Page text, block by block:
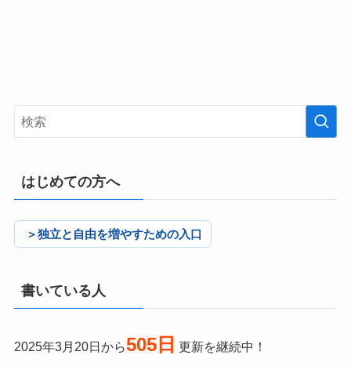
はじめての方へ
＞独立と自由を増やすための入口
書いている人
2025年3月20日から505日 更新を継続中！